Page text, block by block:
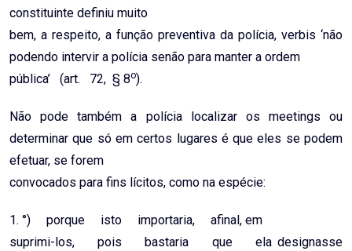
constituinte definiu muito
bem, a respeito, a função preventiva da polícia, verbis ‘não
podendo intervir a polícia senão para manter a ordem
pública’ (art. 72, § 8o).
Não pode também a polícia localizar os meetings ou
determinar que só em certos lugares é que eles se podem
efetuar, se forem
convocados para fins lícitos, como na espécie:
1. °) porque isto importaria, afinal, em
suprimi-los, pois bastaria que ela designasse